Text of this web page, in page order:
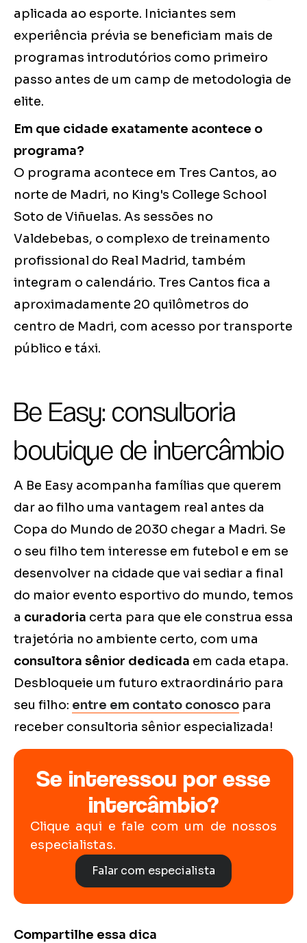
aplicada ao esporte. Iniciantes sem
experiência prévia se beneficiam mais de
programas introdutórios como primeiro
passo antes de um camp de metodologia de
elite.
Em que cidade exatamente acontece o
programa?
O programa acontece em Tres Cantos, ao
norte de Madri, no King's College School
Soto de Viñuelas. As sessões no
Valdebebas, o complexo de treinamento
profissional do Real Madrid, também
integram o calendário. Tres Cantos fica a
aproximadamente 20 quilômetros do
centro de Madri, com acesso por transporte
público e táxi.
Be Easy: consultoria
boutique de intercâmbio
A Be Easy acompanha famílias que querem
dar ao filho uma vantagem real antes da
Copa do Mundo de 2030 chegar a Madri. Se
o seu filho tem interesse em futebol e em se
desenvolver na cidade que vai sediar a final
do maior evento esportivo do mundo, temos
a curadoria certa para que ele construa essa
trajetória no ambiente certo, com uma
consultora sênior dedicada em cada etapa.
Desbloqueie um futuro extraordinário para
seu filho: entre em contato conosco para
receber consultoria sênior especializada!
Se interessou por esse
intercâmbio?
Clique aqui e fale com um de nossos
especialistas.
Falar com especialista
Compartilhe essa dica